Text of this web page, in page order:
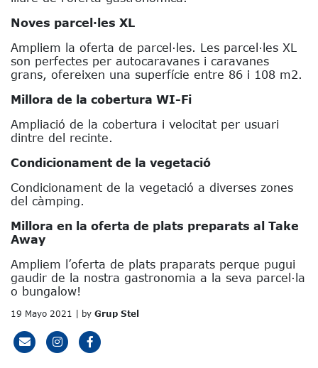
Noves parcel·les XL
Ampliem la oferta de parcel·les. Les parcel·les XL
son perfectes per autocaravanes i caravanes
grans, ofereixen una superfície entre 86 i 108 m2.
Millora de la cobertura WI-Fi
Ampliació de la cobertura i velocitat per usuari
dintre del recinte.
Condicionament de la vegetació
Condicionament de la vegetació a diverses zones
del càmping.
Millora en la oferta de plats preparats al Take
Away
Ampliem l’oferta de plats praparats perque pugui
gaudir de la nostra gastronomia a la seva parcel·la
o bungalow!
19 Mayo 2021 | by Grup Stel